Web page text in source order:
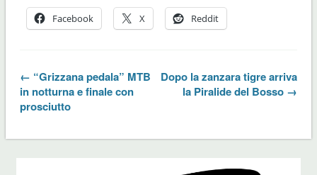
Facebook X Reddit
← “Grizzana pedala” MTB
in notturna e finale con
prosciutto
Dopo la zanzara tigre arriva
la Piralide del Bosso →